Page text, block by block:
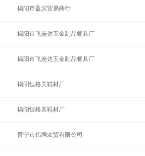
揭阳市盈滨贸易商行
揭阳市飞连达五金制品餐具厂
揭阳市飞连达五金制品餐具厂
揭阳恒格美鞋材厂
揭阳恒格美鞋材厂
普宁市伟腾农贸有限公司